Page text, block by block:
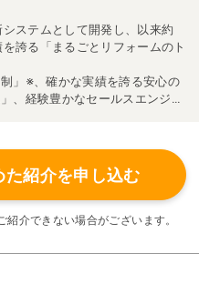
ステムとして開発し、以来約
誇る「まるごとリフォームのト
」※、確かな実績を誇る安心の
、経験豊かなセールスエンジニ
ビス体制で工事後も安心です。
りません。
た紹介を申し込む
介できない場合がございます。